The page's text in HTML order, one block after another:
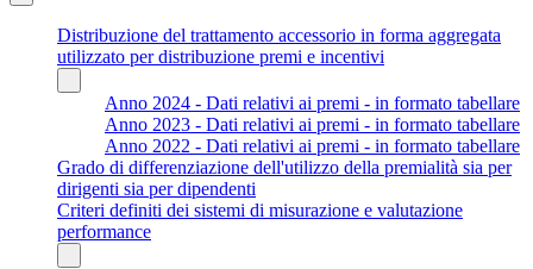
Distribuzione del trattamento accessorio in forma aggregata
utilizzato per distribuzione premi e incentivi
Anno 2024 - Dati relativi ai premi - in formato tabellare
Anno 2023 - Dati relativi ai premi - in formato tabellare
Anno 2022 - Dati relativi ai premi - in formato tabellare
Grado di differenziazione dell'utilizzo della premialità sia per
dirigenti sia per dipendenti
Criteri definiti dei sistemi di misurazione e valutazione
performance